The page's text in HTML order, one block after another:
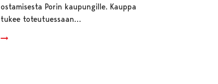
ostamisesta Porin kaupungille. Kauppa
tukee toteutuessaan…